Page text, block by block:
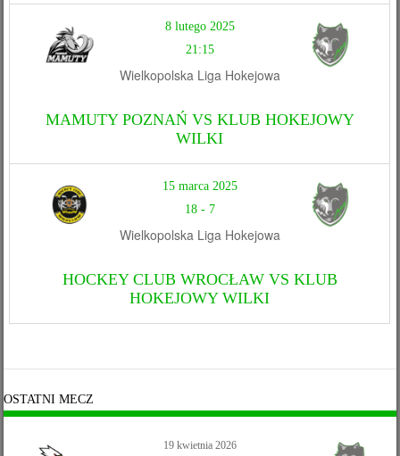
8 lutego 2025
21:15
Wielkopolska Liga Hokejowa
MAMUTY POZNAŃ VS KLUB HOKEJOWY
WILKI
15 marca 2025
18- 7
Wielkopolska Liga Hokejowa
HOCKEY CLUB WROCŁAW VS KLUB
HOKEJOWY WILKI
OSTATNI MECZ
19 kwietnia 2026